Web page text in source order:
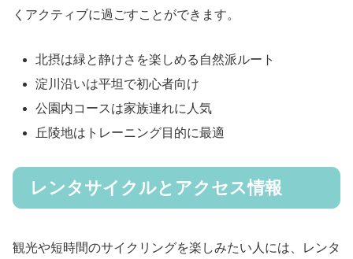
くアクティブに過ごすことができます。
北摂は緑と静けさを楽しめる自然派ルート
淀川沿いは平坦で初心者向け
公園内コースは家族連れに人気
丘陵地はトレーニング目的に最適
レンタサイクルとアクセス情報
観光や短時間のサイクリングを楽しみたい人には、レンタ